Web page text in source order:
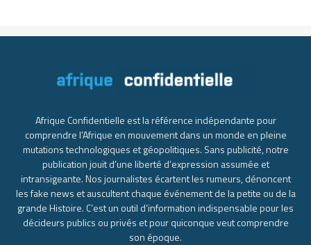
Afrique Confidentielle est la référence indépendante pour
comprendre l’Afrique en mouvement dans un monde en pleine
mutations technologiques et géopolitiques. Sans publicité, notre
publication jouit d’une liberté d’expression assumée et
intransigeante. Nos journalistes écartent les rumeurs, dénoncent
les fake news et auscultent chaque événement de la petite ou de la
grande Histoire. C’est un outil d’information indispensable pour les
décideurs publics ou privés et pour quiconque veut comprendre
son époque.